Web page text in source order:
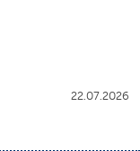
22.07.2026